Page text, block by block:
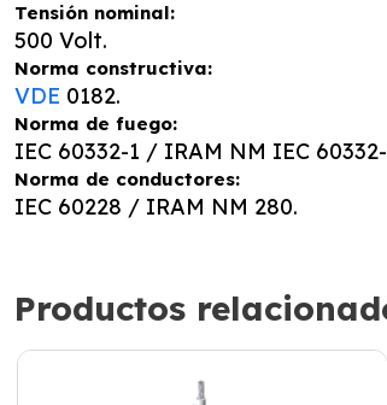
Tensión nominal:
500 Volt.
Norma constructiva:
VDE 0182.
Norma de fuego:
IEC 60332-1 / IRAM NM IEC 60332-
Norma de conductores:
IEC 60228 / IRAM NM 280.
Productos